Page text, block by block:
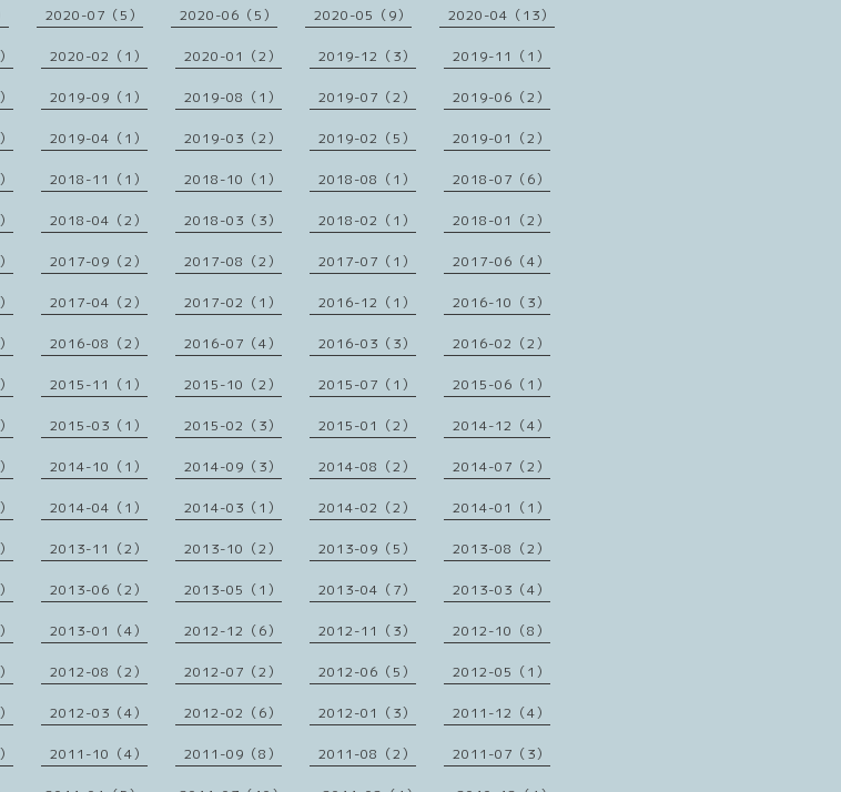
2020-07（5） 2020-06（5） 2020-05（9） 2020-04（13）
2020-02（1） 2020-01（2） 2019-12（3） 2019-11（1）
2019-09（1） 2019-08（1） 2019-07（2） 2019-06（2）
2019-04（1） 2019-03（2） 2019-02（5） 2019-01（2）
2018-11（1） 2018-10（1） 2018-08（1） 2018-07（6）
2018-04（2） 2018-03（3） 2018-02（1） 2018-01（2）
2017-09（2） 2017-08（2） 2017-07（1） 2017-06（4）
2017-04（2） 2017-02（1） 2016-12（1） 2016-10（3）
2016-08（2） 2016-07（4） 2016-03（3） 2016-02（2）
2015-11（1） 2015-10（2） 2015-07（1） 2015-06（1）
2015-03（1） 2015-02（3） 2015-01（2） 2014-12（4）
2014-10（1） 2014-09（3） 2014-08（2） 2014-07（2）
2014-04（1） 2014-03（1） 2014-02（2） 2014-01（1）
2013-11（2） 2013-10（2） 2013-09（5） 2013-08（2）
2013-06（2） 2013-05（1） 2013-04（7） 2013-03（4）
2013-01（4） 2012-12（6） 2012-11（3） 2012-10（8）
2012-08（2） 2012-07（2） 2012-06（5） 2012-05（1）
2012-03（4） 2012-02（6） 2012-01（3） 2011-12（4）
2011-10（4） 2011-09（8） 2011-08（2） 2011-07（3）